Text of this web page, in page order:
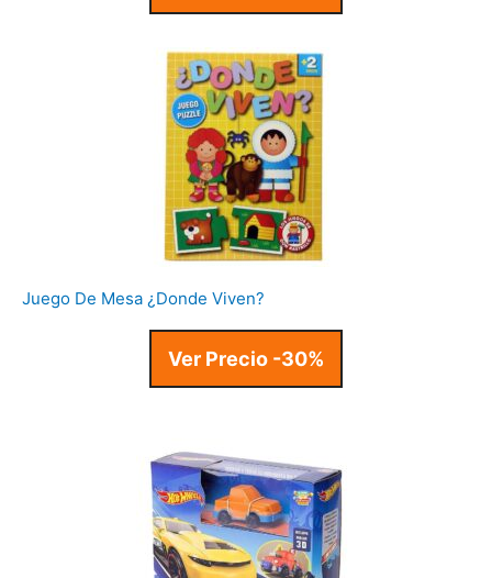
Juego De Mesa ¿Donde Viven?
Ver Precio -30%